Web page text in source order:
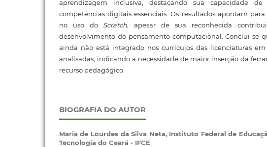
aprendizagem inclusiva, destacando sua capacidade de
competências digitais essenciais. Os resultados apontam
no uso do Scratch , apesar de sua reconhecida
desenvolvimento do pensamento computacional. Conclui-se
ainda não está integrado nos currículos das licenciaturas
analisadas, indicando a necessidade de maior inserção da
recurso pedagógico.
BIOGRAFIA DO AUTOR
Maria de Lourdes da Silva Neta, Instituto Federal de
Tecnologia do Ceará - IFCE